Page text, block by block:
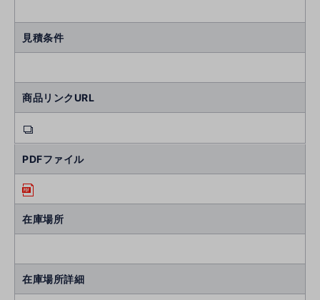
見積条件
商品リンクURL
PDFファイル
在庫場所
在庫場所詳細